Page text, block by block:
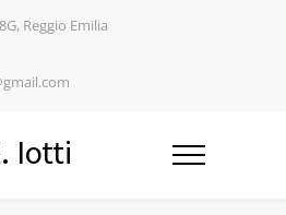
Reggio Emilia
Iotti